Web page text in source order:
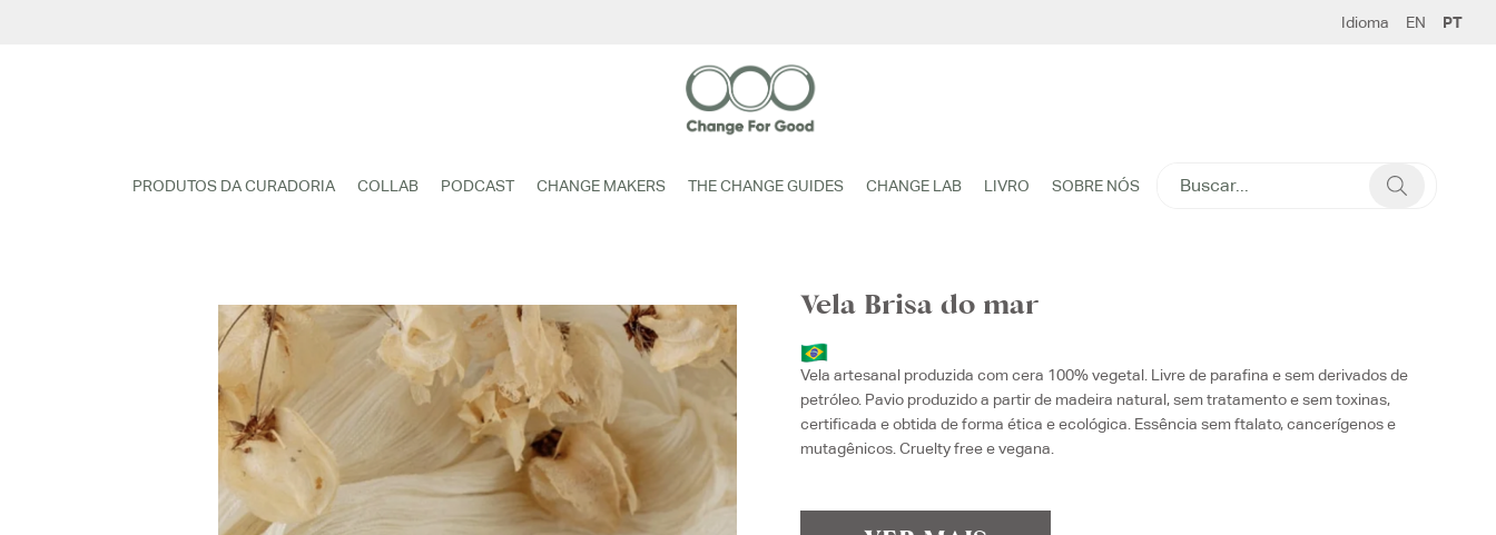
Idioma EN PT
PRODUTOS DA CURADORIA COLLAB PODCAST CHANGE MAKERS THE CHANGE GUIDES CHANGE LAB LIVRO SOBRE NÓS
Vela Brisa do mar
Vela artesanal produzida com cera 100% vegetal. Livre de parafina e sem derivados de
petróleo. Pavio produzido a partir de madeira natural, sem tratamento e sem toxinas,
certificada e obtida de forma ética e ecológica. Essência sem ftalato, cancerígenos e
mutagênicos. Cruelty free e vegana.